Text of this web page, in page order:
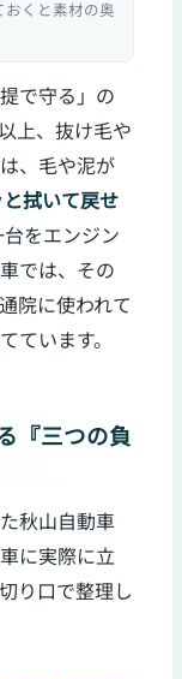
おくと素材の奥
で守る」の
上、抜け毛や
、毛や泥が
拭いて戻せ
をエンジン
では、その
院に使われて
ています。
『三つの負
秋山自動車
に実際に立
り口で整理し